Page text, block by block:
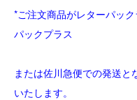
*ご注文商品がレターパッ
パックプラス
または佐川急便での発送
いたします。